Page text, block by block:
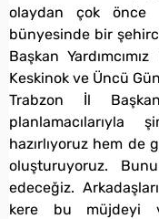
olaydan çok önce
bünyesinde bir
Başkan
Keskinok ve Üncü
Trabzon İl
hazırlıyoruz hem de
oluşturuyoruz.
edeceğiz.
kere bu müjdeyi